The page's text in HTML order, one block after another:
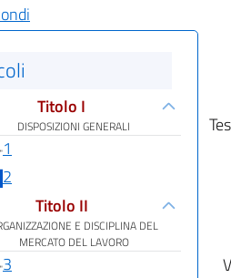
Titolo I
DISPOSIZIONI GENERALI
1
2
Titolo II
E DISCIPLINA DEL
MERCATO DEL LAVORO
3